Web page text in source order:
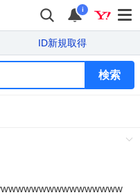
i
ID新規取得
検索